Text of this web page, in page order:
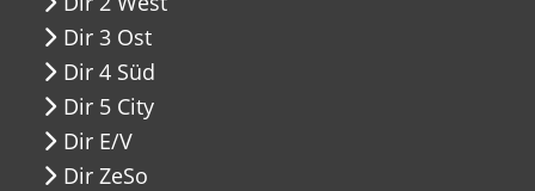
Dir 3 Ost
Dir 4 Süd
Dir 5 City
Dir E/V
Dir ZeSo